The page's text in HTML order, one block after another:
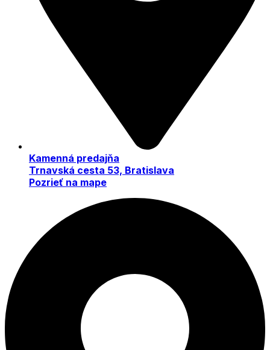
Kamenná predajňa
Trnavská cesta 53, Bratislava
Pozrieť na mape